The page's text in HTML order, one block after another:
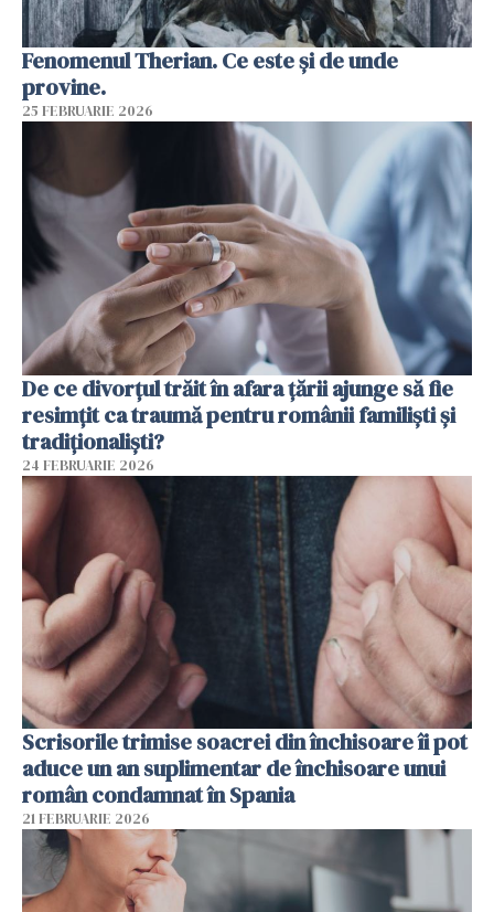
Fenomenul Therian. Ce este și de unde
provine.
25 FEBRUARIE 2026
De ce divorțul trăit în afara țării ajunge să fie
resimțit ca traumă pentru românii familiști și
tradiționaliști?
24 FEBRUARIE 2026
Scrisorile trimise soacrei din închisoare îi pot
aduce un an suplimentar de închisoare unui
român condamnat în Spania
21 FEBRUARIE 2026